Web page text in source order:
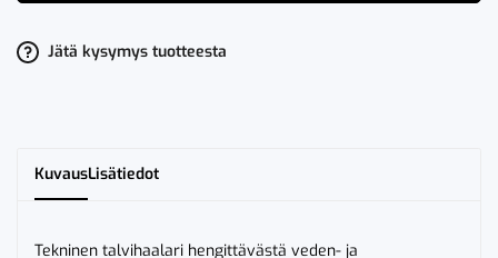
Jätä kysymys tuotteesta
KuvausLisätiedot
Tekninen talvihaalari hengittävästä veden- ja